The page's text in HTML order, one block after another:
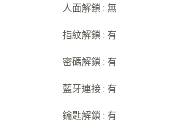
人面解鎖 : 無
指紋解鎖 : 有
密碼解鎖 : 有
藍牙連接 : 有
鑰匙解鎖 : 有